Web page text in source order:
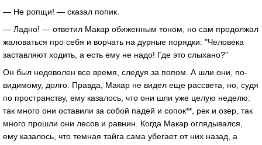
— Не ропщи! — сказал попик.
— Ладно! — ответил Макар обиженным тоном, но сам продолжал
жаловаться про себя и ворчать на дурные порядки: "Человека
заставляют ходить, а есть ему не надо! Где это слыхано?"
Он был недоволен все время, следуя за попом. А шли они, по-
видимому, долго. Правда, Макар не видел еще рассвета, но, судя
по пространству, ему казалось, что они шли уже целую неделю:
так много они оставили за собой падей и сопок**, рек и озер, так
много прошли они лесов и равнин. Когда Макар оглядывался,
ему казалось, что темная тайга сама убегает от них назад, а